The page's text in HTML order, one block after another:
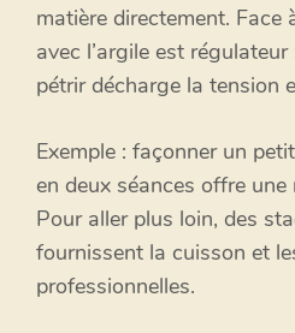
matière directement. Face
avec l’argile est
pétrir décharge la tension
Exemple : façonner un
en deux séances offre une
Pour aller plus loin, des
fournissent la cuisson et
professionnelles.